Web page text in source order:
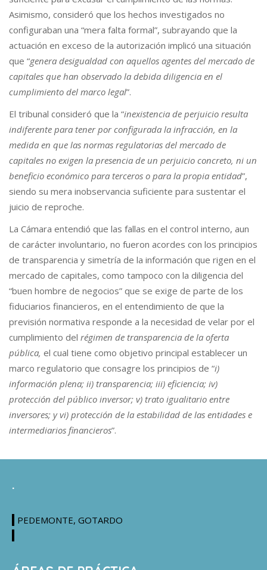
Asimismo, consideró que los hechos investigados no
configuraban una “mera falta formal”, subrayando que la
actuación en exceso de la autorización implicó una situación
que “genera desigualdad con aquellos agentes del mercado de
capitales que han observado la debida diligencia en el
cumplimiento del marco legal”.
El tribunal consideró que la “inexistencia de perjuicio resulta
indiferente para tener por configurada la infracción, en la
medida en que las normas regulatorias del mercado de
capitales no exigen la presencia de un perjuicio concreto, ni un
beneficio económico para terceros o para la propia entidad”,
siendo su mera inobservancia suficiente para sustentar el
juicio de reproche.
La Cámara entendió que las fallas en el control interno, aun
de carácter involuntario, no fueron acordes con los principios
de transparencia y simetría de la información que rigen en el
mercado de capitales, como tampoco con la diligencia del
“buen hombre de negocios” que se exige de parte de los
fiduciarios financieros, en el entendimiento de que la
previsión normativa responde a la necesidad de velar por el
cumplimiento del régimen de transparencia de la oferta
pública, el cual tiene como objetivo principal establecer un
marco regulatorio que consagre los principios de “i)
información plena; ii) transparencia; iii) eficiencia; iv)
protección del público inversor; v) trato igualitario entre
inversores; y vi) protección de la estabilidad de las entidades e
intermediarios financieros”.
.
PEDEMONTE, GOTARDO